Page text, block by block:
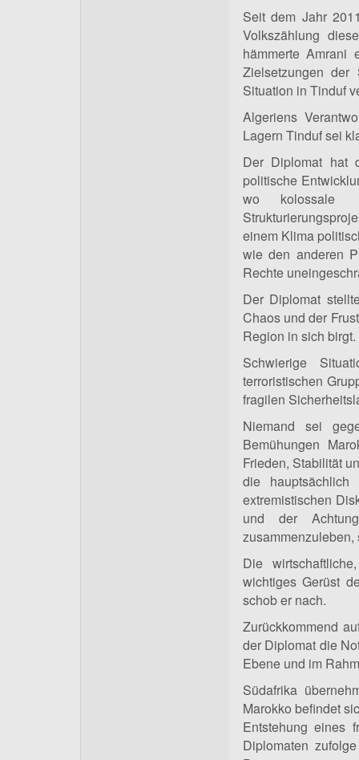
Seit dem Jahr
Volkszählung
hämmerte
Zielsetzungen der
Situation in Tinduf
Algeriens
Lagern Tinduf sei
Der Diplomat hat
politische
wo kolossale
einem Klima
wie den anderen
Rechte
Der Diplomat
Chaos und der
Region in sich birgt.
Schwierige
terroristischen
fragilen
Niemand sei
Bemühungen
Frieden, Stabilität
die
extremistischen
und der
zusammenzuleben,
Die
wichtiges Gerüst
schob er nach.
Zurückkommend
der Diplomat die
Ebene und im
Südafrika
Marokko befindet
Entstehung eines
Diplomaten